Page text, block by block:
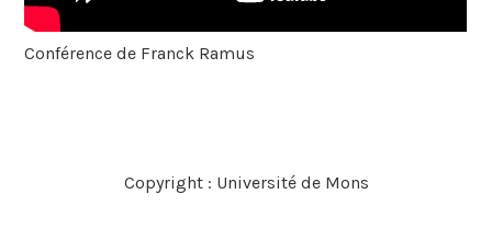
Conférence de Franck Ramus
Copyright : Université de Mons